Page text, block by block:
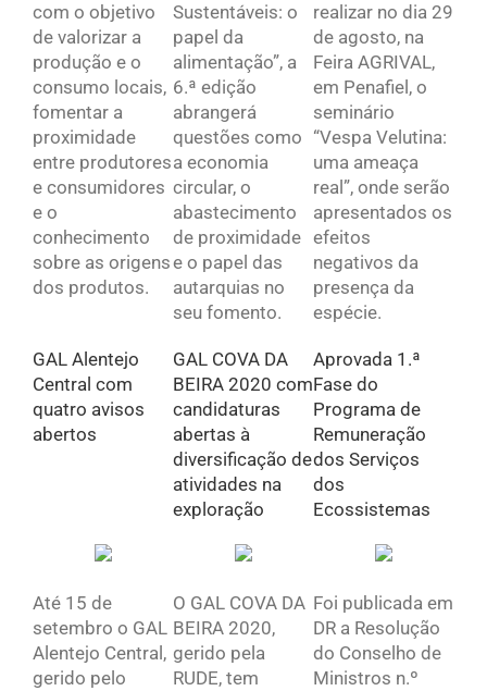
com o objetivo
de valorizar a
produção e o
consumo locais,
fomentar a
proximidade
entre produtores
e consumidores
e o
conhecimento
sobre as origens
dos produtos.
Sustentáveis: o
papel da
alimentação”, a
6.ª edição
abrangerá
questões como
a economia
circular, o
abastecimento
de proximidade
e o papel das
autarquias no
seu fomento.
realizar no dia 29
de agosto, na
Feira AGRIVAL,
em Penafiel, o
seminário
“Vespa Velutina:
uma ameaça
real”, onde serão
apresentados os
efeitos
negativos da
presença da
espécie.
GAL Alentejo
Central com
quatro avisos
abertos
GAL COVA DA
BEIRA 2020 com
candidaturas
abertas à
diversificação de
atividades na
exploração
Aprovada 1.ª
Fase do
Programa de
Remuneração
dos Serviços
dos
Ecossistemas
Até 15 de
setembro o GAL
Alentejo Central,
gerido pelo
O GAL COVA DA
BEIRA 2020,
gerido pela
RUDE, tem
Foi publicada em
DR a Resolução
do Conselho de
Ministros n.º